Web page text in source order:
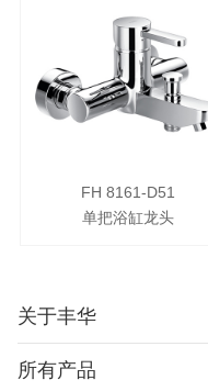
FH 8161-D51
单把浴缸龙头
关于丰华
所有产品